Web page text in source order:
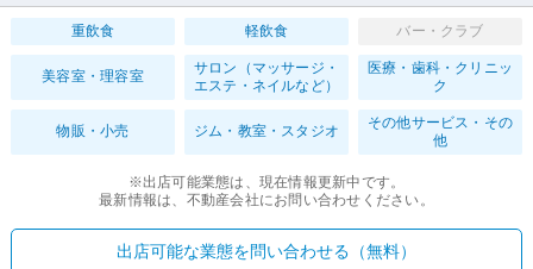
重飲食 軽飲食 バー・クラブ
美容室・理容室
サロン（マッサージ・
エステ・ネイルなど）
医療・歯科・クリニッ
ク
物販・小売 ジム・教室・スタジオ
その他サービス・その
他
※出店可能業態は、現在情報更新中です。
最新情報は、不動産会社にお問い合わせください。
出店可能な業態を問い合わせる（無料）